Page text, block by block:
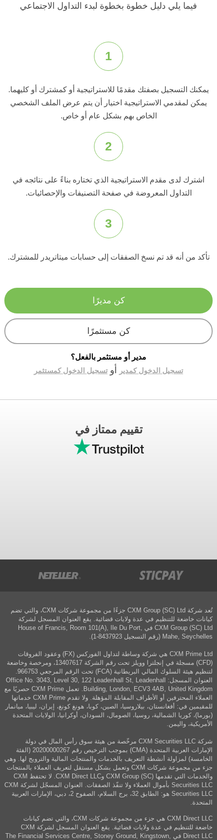
فيما يلي دليل خطوة بخطوة لبدء التداول الاجتماعي
1
يمكنك التسجيل بصفتك مقدمًا للاستراتيجية أو كمشترك أو كليهما.
يمكن لمقدمي الاستراتيجية اختيار أن يتم عرض الملف الشخصي
الخاص بهم بشكل عام أو خاص.
2
اشترك لدى مقدم الاستراتيجية الذي تختاره بناءً على نتائجه في
التداول المعروضة في صفحة التصنيفات والإحصائيات.
3
تأكد من أنه قد تم نسخ الصفقات إلى حسابات ميتاتريدر للمشترك.
كن مديرًا
كن مستثمرًا
مدير أو مستثمر بالفعل؟
تسجيل الدخول كمدير
أوتسجيل الدخول كمستثمر
تقييم ممتاز في
تُعد شركة CXM Group (SC) Ltd جزءًا من مجموعة شركات CXM، والتي تضم
كيانات خاضعة للتنظيم في عدة ولايات قضائية. يقع العنوان المسجل لشركة
CXM Group (SC) Ltd في House of Francis, Room 101(A), Ile Du Port,
Mahe, Seychelles (رقم التسجيل 8437923-1).
CXM Prime Ltd هي شركة وساطة لتداول الفوركس (FX) وعقود الفروقات
(CFD) مسجلة في إنجلترا وويلز تحت رقم الشركة 13407617، ومرخصة وخاضعة
لتنظيم هيئة السلوك المالي البريطانية (FCA) تحت الرقم المرجعي 966753.
العنوان المسجل: Office No. 3043, Level 30, 122 Leadenhall St, Leadenhall
Building, London, ECV3 4AB, United Kingdom. تعمل CXM Prime حصريًا مع
العملاء المحترفين أو الأطراف المقابلة المؤهلة. ولا تقدم CXM Prime خدماتها
للمقيمين في: أفغانستان، بيلاروسيا، الصين، كوبا، هونغ كونغ، إيران، ليبيا، ميانمار
(بورما)، كوريا الشمالية، روسيا، الصومال، السودان، أوكرانيا، الولايات المتحدة
الأمريكية، واليمن.
شركة CXM Securities LLC مرخّصة من هيئة سوق رأس المال في دولة
الإمارات العربية المتحدة (CMA) بموجب الترخيص رقم 20200000267 (الفئة
الخامسة) لمزاولة أنشطة التعريف بالخدمات والمنتجات المالية والترويج لها. وهي
جزء من مجموعة شركات CXM وتعمل بشكل مستقل لتعريف العملاء بالمنتجات
والخدمات التي تقدمها CXM Group (SC) وCXM Direct LLC. لا تحتفظ CXM
Securities LLC بأموال العملاء ولا تنفّذ الصفقات. العنوان المسجّل لشركة CXM
Securities LLC هو: الطابق 32، برج السلام، الصفوح 2، دبي، الإمارات العربية
المتحدة.
CXM Direct LLC هي جزء من مجموعة شركات CXM، والتي تضم كيانات
خاضعة للتنظيم في عدة ولايات قضائية. يقع العنوان المسجل لشركة CXM
Direct LLC في The Financial Services Centre, Stoney Ground, Kingstown,